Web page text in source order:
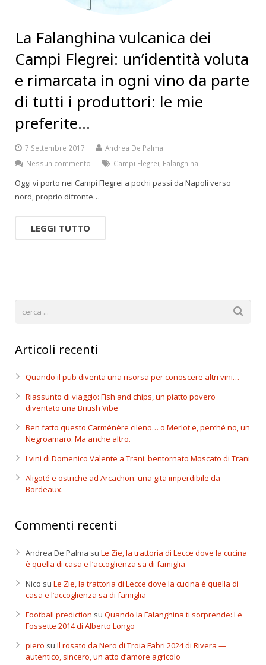
La Falanghina vulcanica dei
Campi Flegrei: un’identità voluta
e rimarcata in ogni vino da parte
di tutti i produttori: le mie
preferite…
7 Settembre 2017
Andrea De Palma
Nessun commento
Campi Flegrei Falanghina
Oggi vi porto nei Campi Flegrei a pochi passi da Napoli verso
nord, proprio difronte…
LEGGI TUTTO
Articoli recenti
Quando il pub diventa una risorsa per conoscere altri vini…
Riassunto di viaggio: Fish and chips, un piatto povero
diventato una British Vibe
Ben fatto questo Carménère cileno… o Merlot e, perché no, un
Negroamaro. Ma anche altro.
I vini di Domenico Valente a Trani: bentornato Moscato di Trani
Aligoté e ostriche ad Arcachon: una gita imperdibile da
Bordeaux.
Commenti recenti
Andrea De Palma su Le Zie, la trattoria di Lecce dove la cucina
è quella di casa e l’accoglienza sa di famiglia
Nico su Le Zie, la trattoria di Lecce dove la cucina è quella di
casa e l’accoglienza sa di famiglia
Football prediction su Quando la Falanghina ti sorprende: Le
Fossette 2014 di Alberto Longo
piero su Il rosato da Nero di Troia Fabri 2024 di Rivera —
autentico, sincero, un atto d’amore agricolo